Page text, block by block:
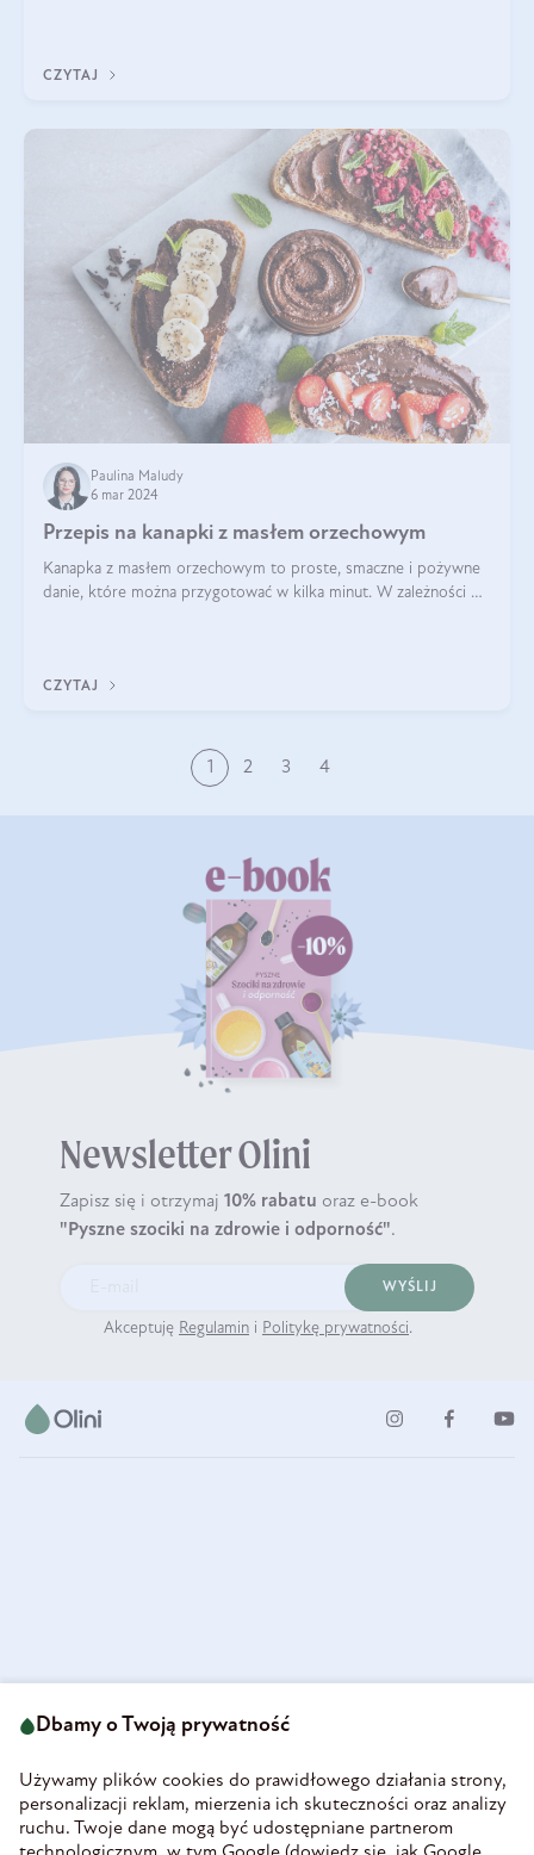
CZYTAJ
Paulina Maludy
6 mar 2024
Przepis na kanapki z masłem orzechowym
Kanapka z masłem orzechowym to proste, smaczne i pożywne
danie, które można przygotować w kilka minut. W zależności od
CZYTAJ
1 2 3 4
Newsletter Olini
Zapisz się i otrzymaj 10% rabatu oraz e-book
"Pyszne szociki na zdrowie i odporność".
WYŚLIJ
Akceptuję Regulamin i Politykę prywatności.
58-160 Świebodzice
REGON 890213034
INFORMACJE
Dbamy o Twoją prywatność
Używamy plików cookies do prawidłowego działania strony,
personalizacji reklam, mierzenia ich skuteczności oraz analizy
ruchu. Twoje dane mogą być udostępniane partnerom